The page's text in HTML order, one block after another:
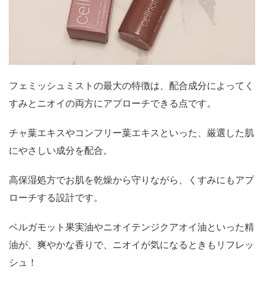
フェミッシュミストの最大の特徴は、配合成分によってく
すみとニオイの両方にアプローチできる点です。
チャ葉エキスやコンフリー葉エキスといった、厳選した肌
にやさしい成分を配合。
高保湿処方でお肌を乾燥から守りながら、くすみにもアプ
ローチする設計です。
ベルガモット果実油やニオイテンジクアオイ油といった精
油が、爽やかな香りで、ニオイが気になるときもリフレッ
シュ！